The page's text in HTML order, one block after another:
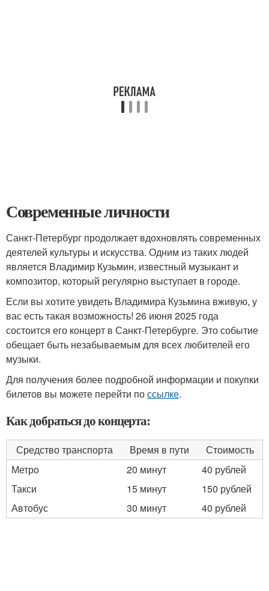
Современные личности
Санкт-Петербург продолжает вдохновлять современных
деятелей культуры и искусства. Одним из таких людей
является Владимир Кузьмин, известный музыкант и
композитор, который регулярно выступает в городе.
Если вы хотите увидеть Владимира Кузьмина вживую, у
вас есть такая возможность! 26 июня 2025 года
состоится его концерт в Санкт-Петербурге. Это событие
обещает быть незабываемым для всех любителей его
музыки.
Для получения более подробной информации и покупки
билетов вы можете перейти поссылке.
Как добраться до концерта:
Средство транспорта Время в пути
Стоимость
Метро
20 минут
40 рублей
Такси
15 минут
150 рублей
Автобус
30 минут 40 рублей